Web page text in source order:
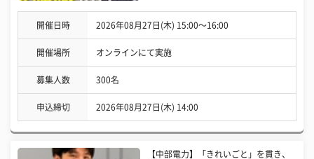
開催日時 2026年08月27日(木) 15:00〜16:00
開催場所 オンラインにて実施
募集人数 300名
申込締切 2026年08月27日(木) 14:00
【中部電力】「きれいごと」を貫き、